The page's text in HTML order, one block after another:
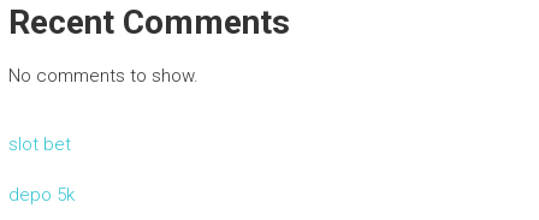
Recent Comments
No comments to show.
slot bet
depo 5k